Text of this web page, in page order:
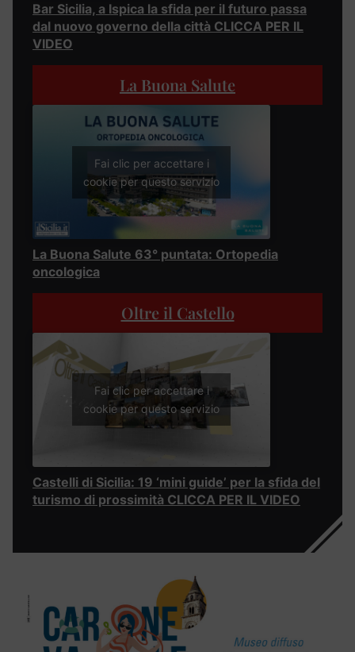
Bar Sicilia, a Ispica la sfida per il futuro passa
dal nuovo governo della città CLICCA PER IL
VIDEO
La Buona Salute
Fai clic per accettare i
cookie per questo servizio
La Buona Salute 63° puntata: Ortopedia
oncologica
Oltre il Castello
Fai clic per accettare i
cookie per questo servizio
Castelli di Sicilia: 19 ‘mini guide’ per la sfida del
turismo di prossimità CLICCA PER IL VIDEO